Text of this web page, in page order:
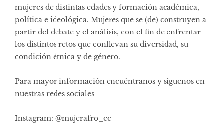
mujeres de distintas edades y formación académica,
política e ideológica. Mujeres que se (de) construyen a
partir del debate y el análisis, con el fin de enfrentar
los distintos retos que conllevan su diversidad, su
condición étnica y de género.
Para mayor información encuéntranos y síguenos en
nuestras redes sociales
Instagram: @mujerafro_ec